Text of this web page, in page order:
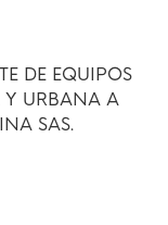
DE EQUIPOS
Y URBANA A
SAS.